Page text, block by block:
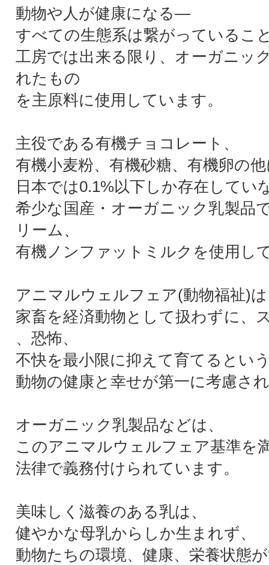
動物や人が健康になる―
すべての生態系は繋がっているこ
工房では出来る限り、オーガニッ
れたもの
を主原料に使用しています。
主役である有機チョコレート、
有機小麦粉、有機砂糖、有機卵の
日本では0.1%以下しか存在してい
希少な国産・オーガニック乳製品
リーム、
有機ノンファットミルクを使用
アニマルウェルフェア(動物福祉)は
家畜を経済動物として扱わずに、
、恐怖、
不快を最小限に抑えて育てるとい
動物の健康と幸せが第一に考慮さ
オーガニック乳製品などは、
このアニマルウェルフェア基準を
法律で義務付けられています。
美味しく滋養のある乳は、
健やかな母乳からしか生まれず、
動物たちの環境、健康、栄養状態